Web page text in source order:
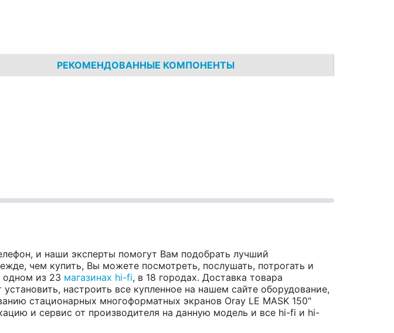
РЕКОМЕНДОВАННЫЕ КОМПОНЕНТЫ
и наши эксперты помогут Вам подобрать лучший
чем купить, Вы можете посмотреть, послушать, потрогать и
одном из 23 магазинах hi-fi, в 18 городах. Доставка товара
настроить все купленное на нашем сайте оборудование,
стационарных многоформатных экранов Oray LE MASK 150"
и сервис от производителя на данную модель и все hi-fi и hi-